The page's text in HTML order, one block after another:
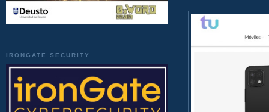
IRONGATE SECURITY